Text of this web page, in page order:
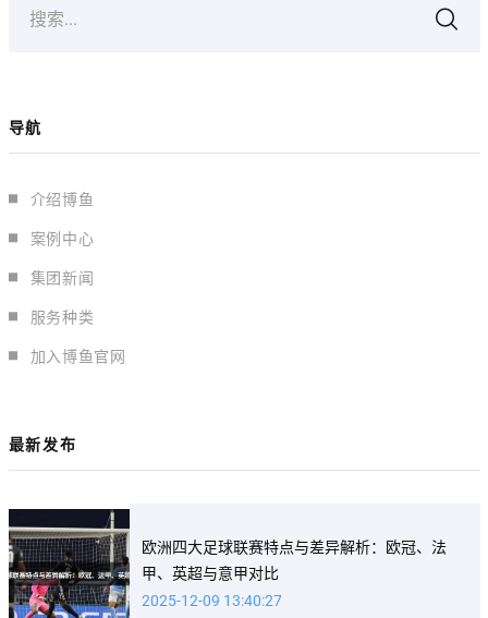
搜索...
导航
介绍博鱼
案例中心
集团新闻
服务种类
加入博鱼官网
最新发布
欧洲四大足球联赛特点与差异解析：欧冠、法
甲、英超与意甲对比
2025-12-09 13:40:27